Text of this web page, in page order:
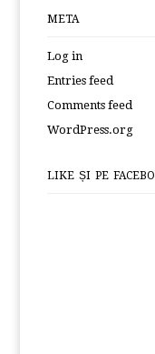
META
Log in
Entries feed
Comments feed
WordPress.org
LIKE ȘI PE